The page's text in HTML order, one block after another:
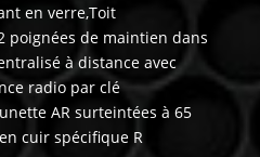
en verre,Toit
poignées de maintien dans
à distance avec
radio par clé
AR surteintées à 65
cuir spécifique R